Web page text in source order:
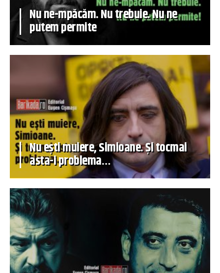
Nu ne-mpăcăm. Nu trebuie. Nu ne
putem permite
Nu ești muiere, Simioane. Și tocmai
asta-i problema…